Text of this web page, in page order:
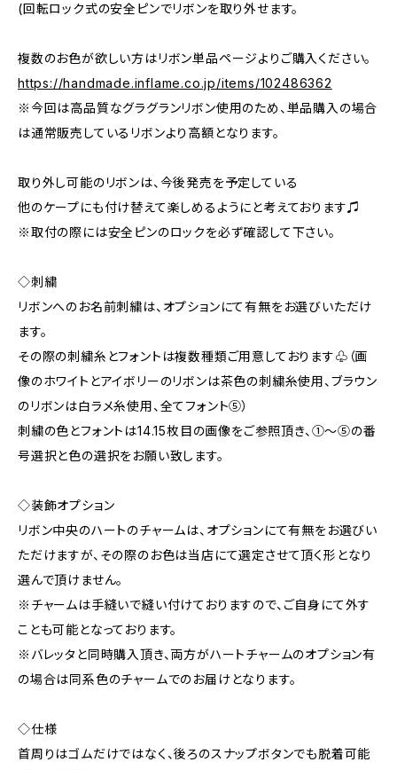
(回転ロック式の安全ピンでリボンを取り外せます。
複数のお色が欲しい方はリボン単品ページよりご購入ください。
https://handmade.inflame.co.jp/items/102486362
※今回は高品質なグラグランリボン使用のため、単品購入の場合
は通常販売しているリボンより高額となります。
取り外し可能のリボンは、今後発売を予定している
他のケープにも付け替えて楽しめるようにと考えております♫
※取付の際には安全ピンのロックを必ず確認して下さい。
◇刺繍
リボンへのお名前刺繍は、オプションにて有無をお選びいただけ
ます。
その際の刺繍糸とフォントは複数種類ご用意しております♧（画
像のホワイトとアイボリーのリボンは茶色の刺繍糸使用、ブラウン
のリボンは白ラメ糸使用、全てフォント⑤）
刺繍の色とフォントは14.15枚目の画像をご参照頂き、①〜⑤の番
号選択と色の選択をお願い致します。
◇装飾オプション
リボン中央のハートのチャームは、オプションにて有無をお選びい
ただけますが、その際のお色は当店にて選定させて頂く形となり
選んで頂けません。
※チャームは手縫いで縫い付けておりますので、ご自身にて外す
ことも可能となっております。
※バレッタと同時購入頂き、両方がハートチャームのオプション有
の場合は同系色のチャームでのお届けとなります。
◇仕様
首周りはゴムだけではなく、後ろのスナップボタンでも脱着可能